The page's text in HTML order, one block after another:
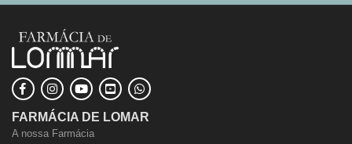
FARMÁCIA DE LOMAR
A nossa Farmácia